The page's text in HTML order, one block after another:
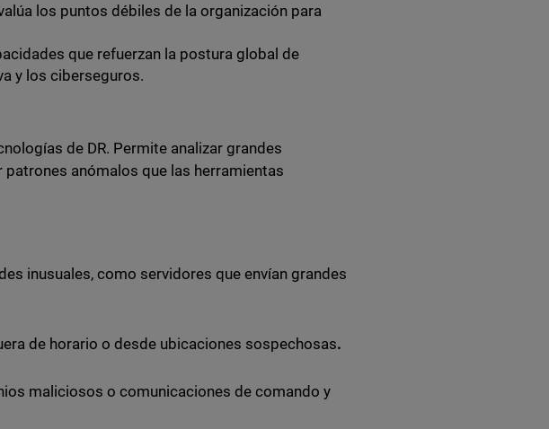
los puntos débiles de la organización para
que refuerzan la postura global de
y los ciberseguros.
de DR. Permite analizar grandes
anómalos que las herramientas
inusuales, como servidores que envían grandes
de horario o desde ubicaciones sospechosas.
maliciosos o comunicaciones de comando y